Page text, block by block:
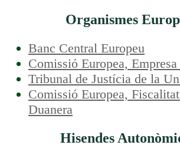
Organismes
Banc Central Europeu
Comissió Europea,
Tribunal de Justícia de la
Comissió Europea,
Duanera
Hisendes